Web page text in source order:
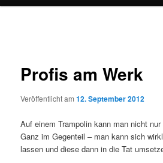
Profis am Werk
Veröffentlicht am12. September 2012
Auf einem Trampolin kann man nicht
Ganz im Gegenteil – man kann sich
lassen und diese dann in die Tat